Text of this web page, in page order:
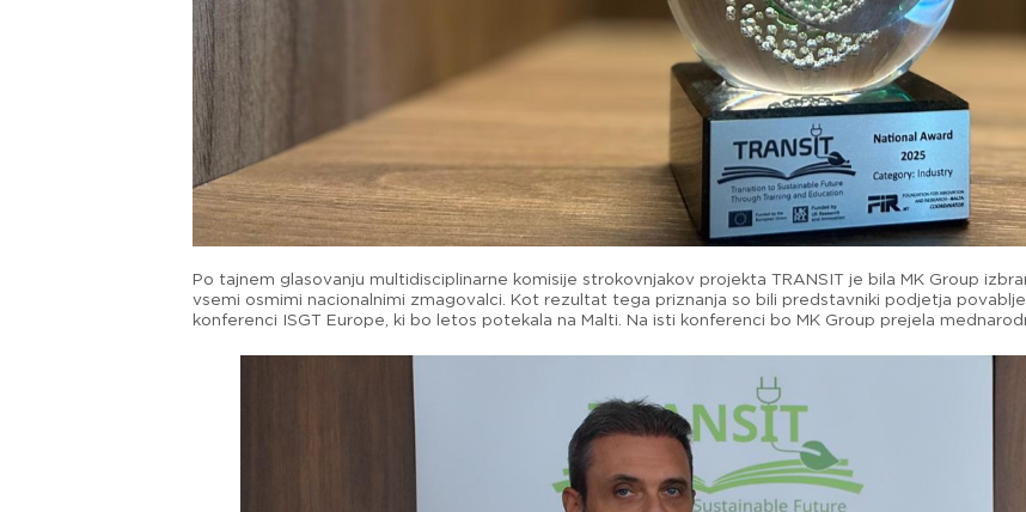
Po tajnem glasovanju multidisciplinarne komisije strokovnjakov projekta TRANSIT je bila MK Group
vsemi osmimi nacionalnimi zmagovalci. Kot rezultat tega priznanja so bili predstavniki podjetja
konferenci ISGT Europe, ki bo letos potekala na Malti. Na isti konferenci bo MK Group prejela